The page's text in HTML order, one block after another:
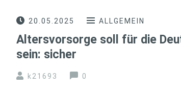
20.05.2025 ALLGEMEIN
Altersvorsorge soll für die
sein: sicher
k21693 0